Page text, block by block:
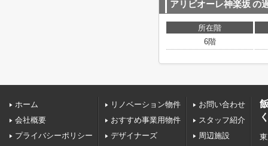
アリビオーレ神楽坂 の
所在階
6階
ホーム
会社概要
プライバシーポリシー
リノベーション物件
おすすめ事業用物件
デザイナーズ
お問い合わせ
スタッフ紹介
周辺施設